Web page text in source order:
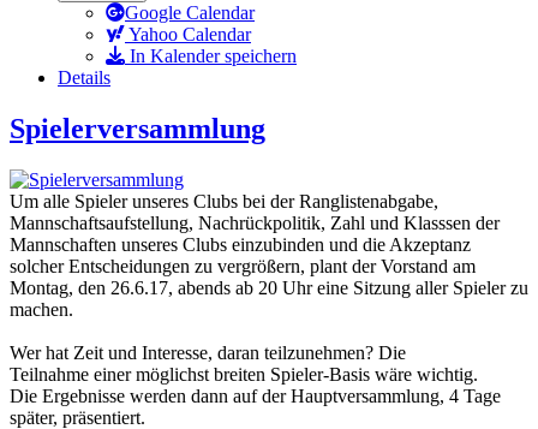
Google Calendar
Yahoo Calendar
In Kalender speichern
Details
Spielerversammlung
Um alle Spieler unseres Clubs bei der Ranglistenabgabe,
Mannschaftsaufstellung, Nachrückpolitik, Zahl und Klasssen der
Mannschaften unseres Clubs einzubinden und die Akzeptanz
solcher Entscheidungen zu vergrößern, plant der Vorstand am
Montag, den 26.6.17, abends ab 20 Uhr eine Sitzung aller Spieler zu
machen.
Wer hat Zeit und Interesse, daran teilzunehmen? Die
Teilnahme einer möglichst breiten Spieler-Basis wäre wichtig.
Die Ergebnisse werden dann auf der Hauptversammlung, 4 Tage
später, präsentiert.